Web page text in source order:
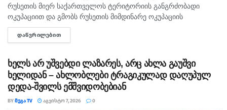
რუსეთის მიერ საქართველოს ტერიტორიის განგრძობადი
ოკუპაციით და გმობს რუსეთის მიმდინარე ოკუპაციის
პირობებში მომხდარ მკვლელობებს, გატაცებებსა და სხვა
სახის ძალადობა, - ამ განცხადებით აშშ-ს საელჩო
ᲓᲐᲬᲕᲠᲘᲚᲔᲑᲘᲗ
ხელს არ უშვებდი ლაზარეს, არც ახლა გაუშვი
ხელიდან – ახლობლები ტრაგიკულად დაღუპულ
დედა-შვილს ემშვიდობებიან
BYᲛᲔᲒᲐ TV ᲐᲒᲕᲘᲡᲢᲝ 7, 2026 0